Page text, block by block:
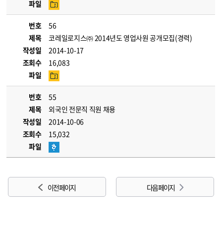
파일
번호
56
제목
코레일로지스㈜ 2014년도 영업사원 공개모집(경력)
작성일
2014-10-17
조회수
16,083
파일
번호
55
제목
외국인 전문직 직원 채용
작성일
2014-10-06
조회수
15,032
파일
이전 페이지 다음 페이지